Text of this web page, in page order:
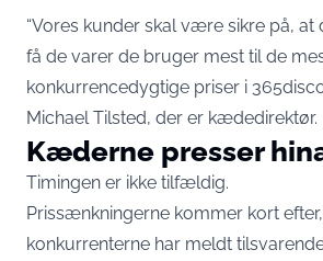
“Vores kunder skal være sikre på, at
få de varer de bruger mest til de
konkurrencedygtige priser i
Michael Tilsted, der er kædedirektør.
Kæderne presser
Timingen er ikke tilfældig.
Prissænkningerne kommer kort
konkurrenterne har meldt